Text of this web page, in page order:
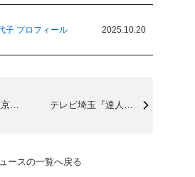
子 プロフィール 2025.10.20
1... テレビ埼玉『達人道』10/24(金)9:...
ースの一覧へ戻る